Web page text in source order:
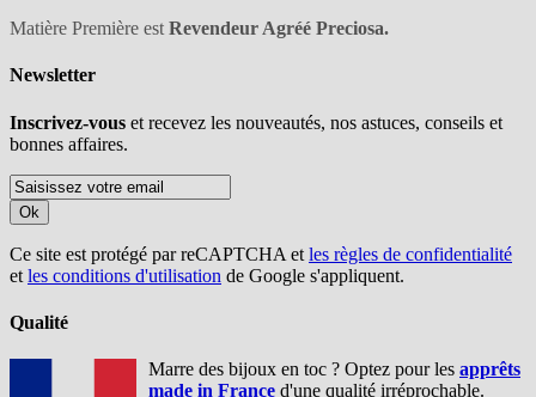
Matière Première est Revendeur Agréé Preciosa.
Newsletter
Inscrivez-vous et recevez les nouveautés, nos astuces, conseils et
bonnes affaires.
Ok
Ce site est protégé par reCAPTCHA et les règles de confidentialité
et les conditions d'utilisation de Google s'appliquent.
Qualité
Marre des bijoux en toc ? Optez pour les apprêts
made in France d'une qualité irréprochable.